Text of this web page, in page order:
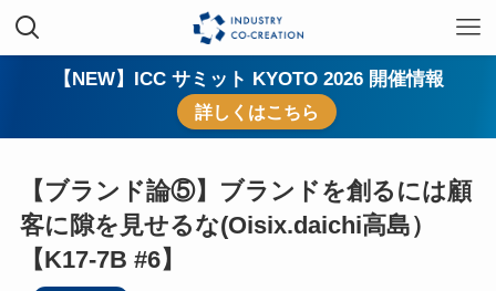
【NEW】ICC サミット KYOTO 2026 開催情報
詳しくはこちら
【ブランド論⑤】ブランドを創るには顧
客に隙を見せるな(Oisix.daichi高島）
【K17-7B #6】